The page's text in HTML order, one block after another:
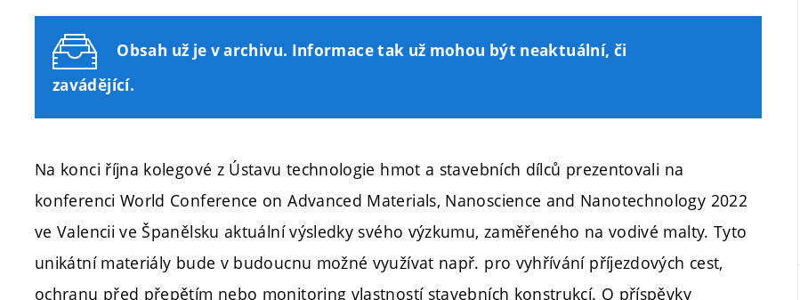
Obsah už je v archivu. Informace tak už mohou být neaktuální, či
zavádějící.
Na konci října kolegové z Ústavu technologie hmot a stavebních dílců prezentovali na
konferenci World Conference on Advanced Materials, Nanoscience and Nanotechnology 2022
ve Valencii ve Španělsku aktuální výsledky svého výzkumu, zaměřeného na vodivé malty. Tyto
unikátní materiály bude v budoucnu možné využívat např. pro vyhřívání příjezdových cest,
ochranu před přepětím nebo monitoring vlastností stavebních konstrukcí. O příspěvky